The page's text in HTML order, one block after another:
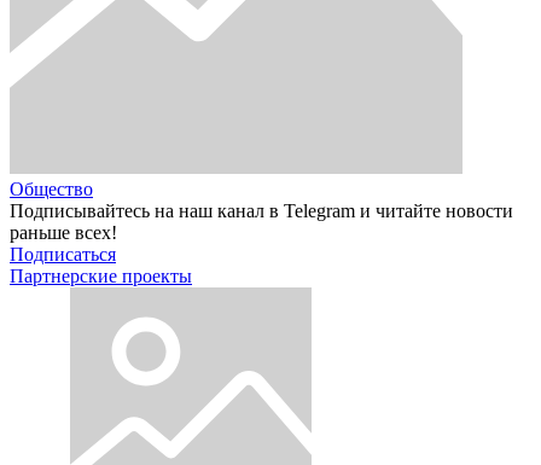
Общество
Подписывайтесь на наш канал в Telegram и читайте новости
раньше всех!
Подписаться
Партнерские проекты